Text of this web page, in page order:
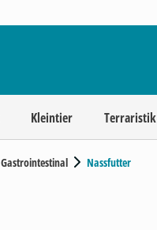
Kleintier Terraristik
Gastrointestinal Nassfutter